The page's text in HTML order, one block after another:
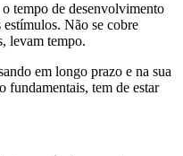
tempo de desenvolvimento
estímulos. Não se cobre
levam tempo.
em longo prazo e na sua
fundamentais, tem de estar